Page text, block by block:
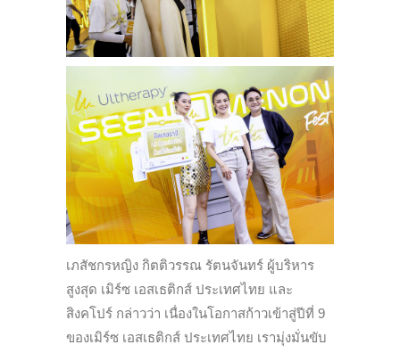
เภสัชกรหญิง กิตติวรรณ รัตนจันทร์ ผู้บริหาร
สูงสุด เมิร์ซ เอสเธติกส์ ประเทศไทย และ
สิงคโปร์ กล่าวว่า เนื่องในโอกาสก้าวเข้าสู่ปีที่ 9
ของเมิร์ซ เอสเธติกส์ ประเทศไทย เรามุ่งมั่นขับ